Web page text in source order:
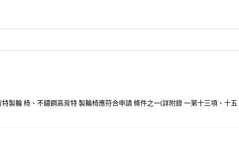
製輪 椅、不鏽鋼高背特 製輪椅應符合申請 條件之一(詳附錄 一第十三項、十